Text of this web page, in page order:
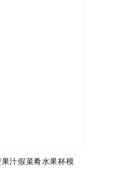
汁假菜肴水果杯模